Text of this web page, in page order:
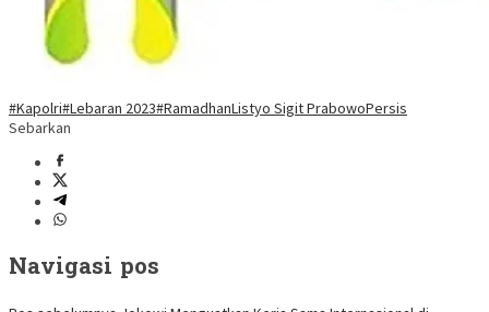
#Kapolri#Lebaran 2023#RamadhanListyo Sigit PrabowoPersis
Sebarkan
Navigasi pos